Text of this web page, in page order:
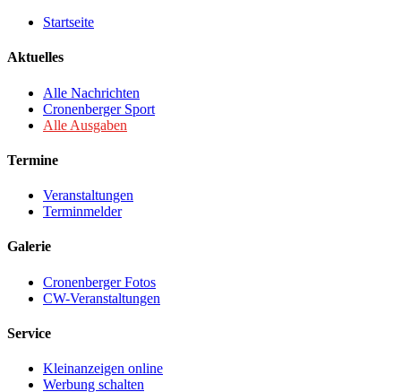
Startseite
Aktuelles
Alle Nachrichten
Cronenberger Sport
Alle Ausgaben
Termine
Veranstaltungen
Terminmelder
Galerie
Cronenberger Fotos
CW-Veranstaltungen
Service
Kleinanzeigen online
Werbung schalten